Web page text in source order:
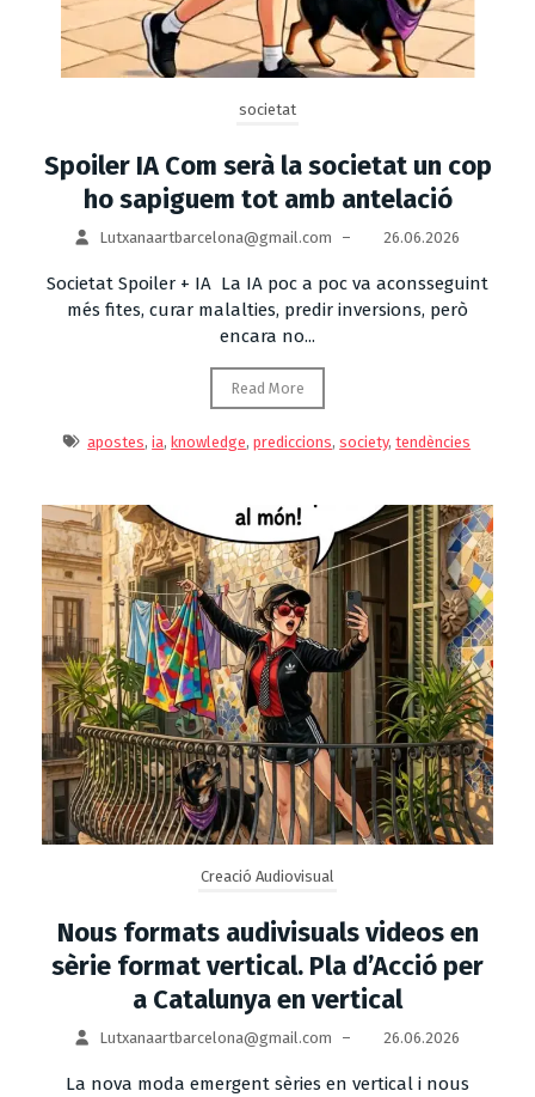
societat
Spoiler IA Com serà la societat un cop
ho sapiguem tot amb antelació
Lutxanaartbarcelona@gmail.com – 26.06.2026
Societat Spoiler + IA La IA poc a poc va aconsseguint
més fites, curar malalties, predir inversions, però
encara no...
Read More
apostes,ia, knowledge,prediccions,society,tendències
Creació Audiovisual
Nous formats audivisuals videos en
sèrie format vertical. Pla d’Acció per
a Catalunya en vertical
Lutxanaartbarcelona@gmail.com – 26.06.2026
La nova moda emergent sèries en vertical i nous